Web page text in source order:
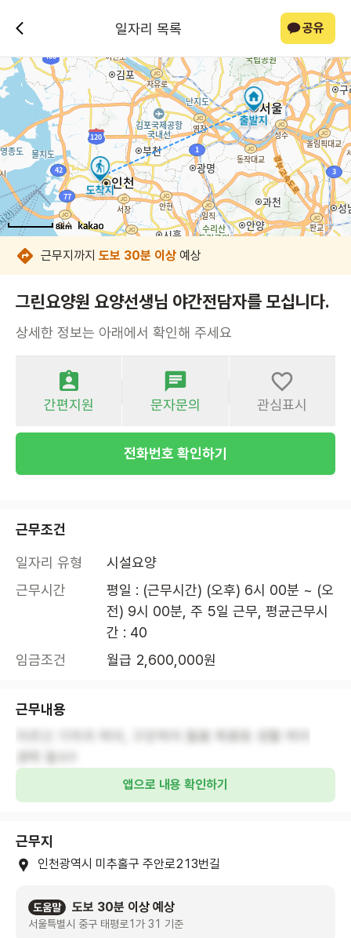
일자리 목록 공유
8km
8km
8km
8km
8km
8km
8km
8km
근무지까지 도보 30분 이상 예상
그린요양원 요양선생님 야간전담자를 모십니다.
상세한 정보는 아래에서 확인해 주세요
간편지원 문자문의 관심표시
전화번호 확인하기
근무조건
일자리 유형
시설요양
근무시간
평일 : (근무시간) (오후) 6시 00분 ~ (오
전) 9시 00분, 주 5일 근무, 평균근무시
간 : 40
임금조건
월급 2,600,000원
근무내용
앱으로 내용 확인하기
근무지
인천광역시 미추홀구 주안로213번길
도움말 도보 30분 이상 예상
서울특별시 중구 태평로1가 31 기준